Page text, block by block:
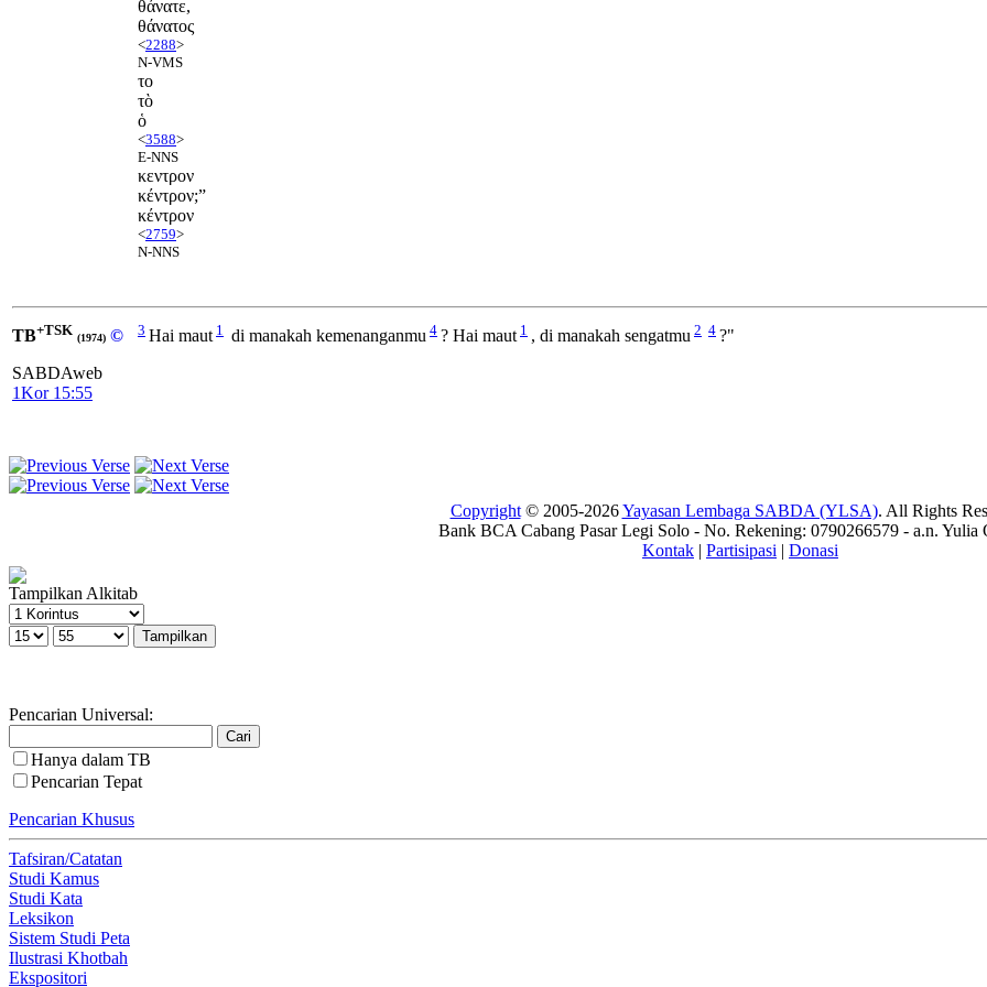
θάνατε,
θάνατος
<2288>
N-VMS
το
τὸ
ὁ
<3588>
E-NNS
κεντρον
κέντρον;”
κέντρον
<2759>
N-NNS
TB+TSK (1974) ©
SABDAweb
1Kor 15:55
3 Hai maut 1 di manakah kemenanganmu 4 ? Hai maut 1 , di manakah sengatmu 2 4 ?"
Copyright© 2005-2026Yayasan Lembaga SABDA (YLSA). All Rights
Bank BCA Cabang Pasar Legi Solo - No. Rekening: 0790266579 - a.n. Yulia
Kontak | Partisipasi | Donasi
Tampilkan Alkitab
Pencarian Universal:
Hanya dalam TB
Pencarian Tepat
Pencarian Khusus
Tafsiran/Catatan
Studi Kamus
Studi Kata
Leksikon
Sistem Studi Peta
Ilustrasi Khotbah
Ekspositori